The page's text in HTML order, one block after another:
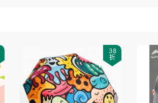
38
折